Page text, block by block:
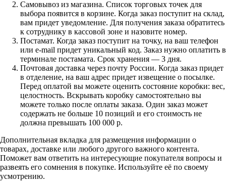
Самовывоз из магазина. Список торговых точек для
выбора появится в корзине. Когда заказ поступит на склад,
вам придет уведомление. Для получения заказа обратитесь
к сотруднику в кассовой зоне и назовите номер.
Постамат. Когда заказ поступит на точку, на ваш телефон
или e-mail придет уникальный код. Заказ нужно оплатить в
терминале постамата. Срок хранения — 3 дня.
Почтовая доставка через почту России. Когда заказ придет
в отделение, на ваш адрес придет извещение о посылке.
Перед оплатой вы можете оценить состояние коробки: вес,
целостность. Вскрывать коробку самостоятельно вы
можете только после оплаты заказа. Один заказ может
содержать не больше 10 позиций и его стоимость не
должна превышать 100 000 р.
Дополнительная вкладка для размещения информации о
товарах, доставке или любого другого важного контента.
Поможет вам ответить на интересующие покупателя вопросы и
развеять его сомнения в покупке. Используйте её по своему
усмотрению.